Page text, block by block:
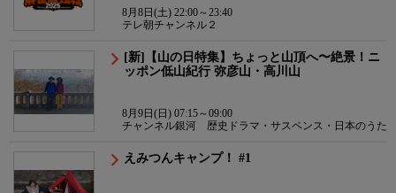
8月8日(土) 22:00～23:40
テレ朝チャンネル２
[新]【山の日特集】ちょっと山頂へ〜絶景！ニ
ッポン低山紀行 弥彦山・高川山
8月9日(日) 07:15～09:00
チャンネル銀河 歴史ドラマ・サスペンス・日本のうた
えみつんキャンプ！ #1